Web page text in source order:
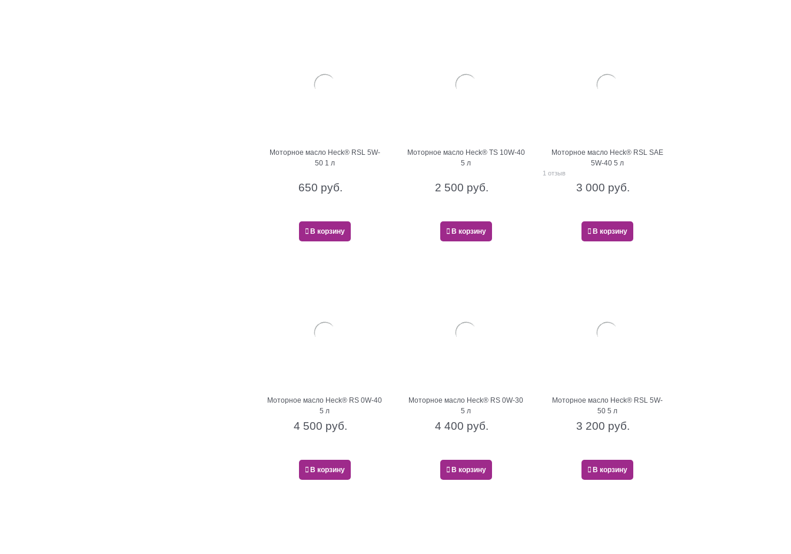
Моторное масло Heck® RSL 5W-
50 1 л
650 руб.
В корзину
Моторное масло Heck® TS 10W-40
5 л
2 500 руб.
В корзину
Моторное масло Heck® RSL SAE
5W-40 5 л
1 отзыв
3 000 руб.
В корзину
Моторное масло Heck® RS 0W-40
5 л
4 500 руб.
В корзину
Моторное масло Heck® RS 0W-30
5 л
4 400 руб.
В корзину
Моторное масло Heck® RSL 5W-
50 5 л
3 200 руб.
В корзину